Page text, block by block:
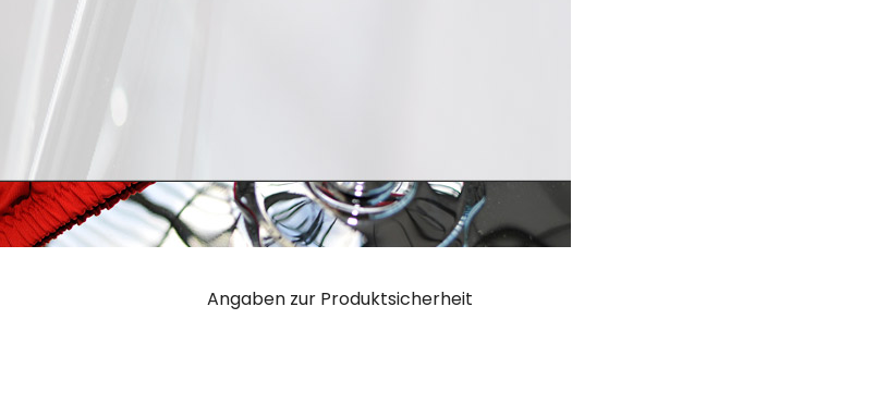
Angaben zur Produktsicherheit